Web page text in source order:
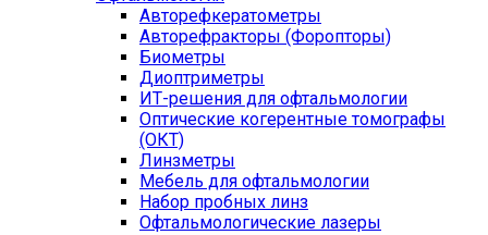
Авторефкератометры
Авторефракторы (Форопторы)
Биометры
Диоптриметры
ИТ-решения для офтальмологии
Оптические когерентные томографы
(ОКТ)
Линзметры
Мебель для офтальмологии
Набор пробных линз
Офтальмологические лазеры